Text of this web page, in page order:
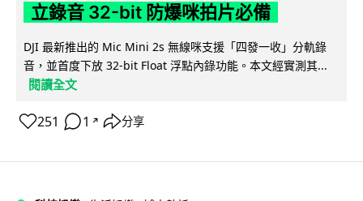
立錄音 32-bit 防爆咪拍片必備
DJI 最新推出的 Mic Mini 2s 無線咪支援「四發一收」分軌錄
音，並首度下放 32-bit Float 浮點內錄功能。本文經實測其...
閱讀全文
251 1 ↗ 分享